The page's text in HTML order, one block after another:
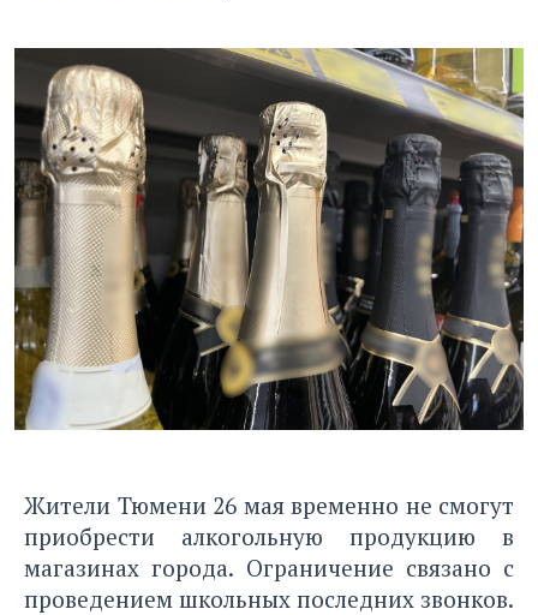
Жители Тюмени 26 мая временно не смогут
приобрести алкогольную продукцию в
магазинах города. Ограничение связано с
проведением школьных последних звонков.